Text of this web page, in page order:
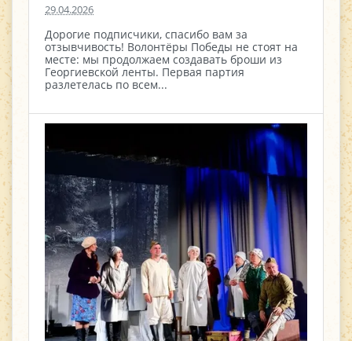
29.04.2026
Дорогие подписчики, спасибо вам за
отзывчивость! Волонтёры Победы не стоят на
месте: мы продолжаем создавать броши из
Георгиевской ленты. Первая партия
разлетелась по всем...